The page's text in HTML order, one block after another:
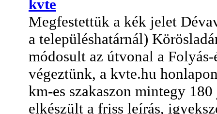
kvte
Megfestettük a kék jelet
a településhatárnál)
módosult az útvonal a
végeztünk, a kvte.hu
km-es szakaszon mintegy
elkészült a friss leírás,